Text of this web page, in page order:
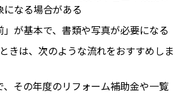
になる場合がある
」が基本で、書類や写真が必要になる
きは、次のような流れをおすすめしま
、その年度のリフォーム補助金や一覧